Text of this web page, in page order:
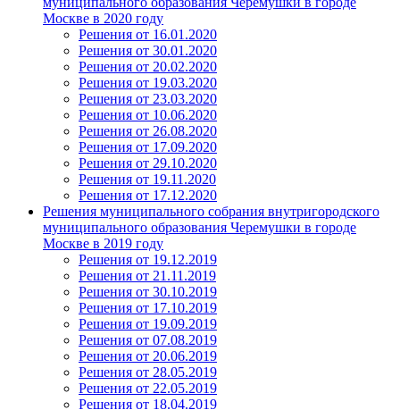
Москве в 2020 году
Решения от 16.01.2020
Решения от 30.01.2020
Решения от 20.02.2020
Решения от 19.03.2020
Решения от 23.03.2020
Решения от 10.06.2020
Решения от 26.08.2020
Решения от 17.09.2020
Решения от 29.10.2020
Решения от 19.11.2020
Решения от 17.12.2020
Решения муниципального собрания внутригородского
муниципального образования Черемушки в городе
Москве в 2019 году
Решения от 19.12.2019
Решения от 21.11.2019
Решения от 30.10.2019
Решения от 17.10.2019
Решения от 19.09.2019
Решения от 07.08.2019
Решения от 20.06.2019
Решения от 28.05.2019
Решения от 22.05.2019
Решения от 18.04.2019